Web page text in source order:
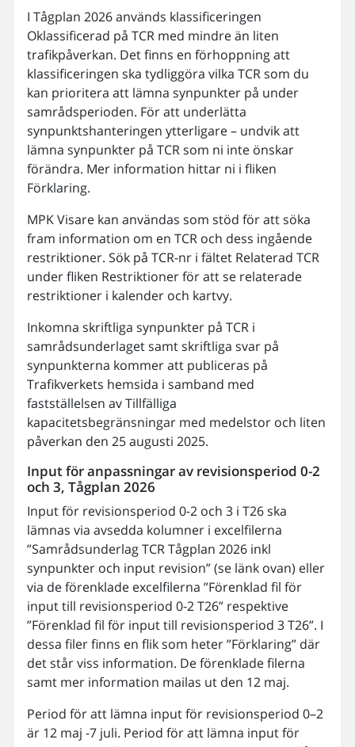
I Tågplan 2026 används klassificeringen
Oklassificerad på TCR med mindre än liten
trafikpåverkan. Det finns en förhoppning att
klassificeringen ska tydliggöra vilka TCR som du
kan prioritera att lämna synpunkter på under
samrådsperioden. För att underlätta
synpunktshanteringen ytterligare – undvik att
lämna synpunkter på TCR som ni inte önskar
förändra. Mer information hittar ni i fliken
Förklaring.
MPK Visare kan användas som stöd för att söka
fram information om en TCR och dess ingående
restriktioner. Sök på TCR-nr i fältet Relaterad TCR
under fliken Restriktioner för att se relaterade
restriktioner i kalender och kartvy.
Inkomna skriftliga synpunkter på TCR i
samrådsunderlaget samt skriftliga svar på
synpunkterna kommer att publiceras på
Trafikverkets hemsida i samband med
fastställelsen av Tillfälliga
kapacitetsbegränsningar med medelstor och liten
påverkan den 25 augusti 2025.
Input för anpassningar av revisionsperiod 0-2
och 3, Tågplan 2026
Input för revisionsperiod 0-2 och 3 i T26 ska
lämnas via avsedda kolumner i excelfilerna
”Samrådsunderlag TCR Tågplan 2026 inkl
synpunkter och input revision” (se länk ovan) eller
via de förenklade excelfilerna ”Förenklad fil för
input till revisionsperiod 0-2 T26” respektive
”Förenklad fil för input till revisionsperiod 3 T26”. I
dessa filer finns en flik som heter ”Förklaring” där
det står viss information. De förenklade filerna
samt mer information mailas ut den 12 maj.
Period för att lämna input för revisionsperiod 0–2
är 12 maj -7 juli. Period för att lämna input för